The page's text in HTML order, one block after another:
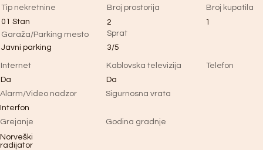
Tip nekretnine
01 Stan
Garaža/Parking mesto
Javni parking
Internet
Da
Alarm/Video nadzor
Interfon
Grejanje
Norveški
radijator
Broj prostorija
2
Sprat
Broj kupatila
1
3/5
Kablovska televizija
Da
Telefon
Sigurnosna vrata
Godina gradnje